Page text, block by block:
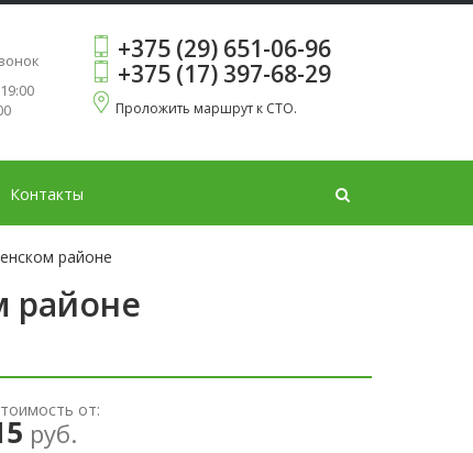
+375 (29) 651-06-96
+375 (17) 397-68-29
Проложить маршрут к СТО.
Контакты
районе
районе
от:
руб.